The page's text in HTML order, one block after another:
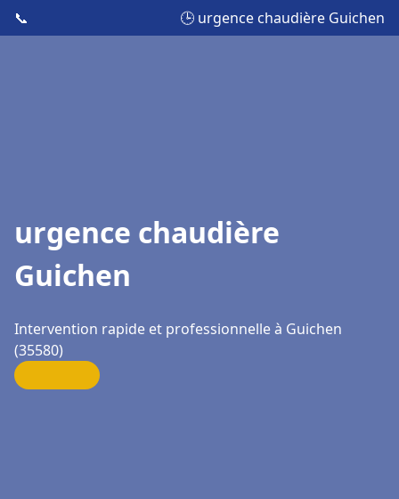
📞 🕒 urgence chaudière Guichen
urgence chaudière
Guichen
Intervention rapide et professionnelle à Guichen
(35580)